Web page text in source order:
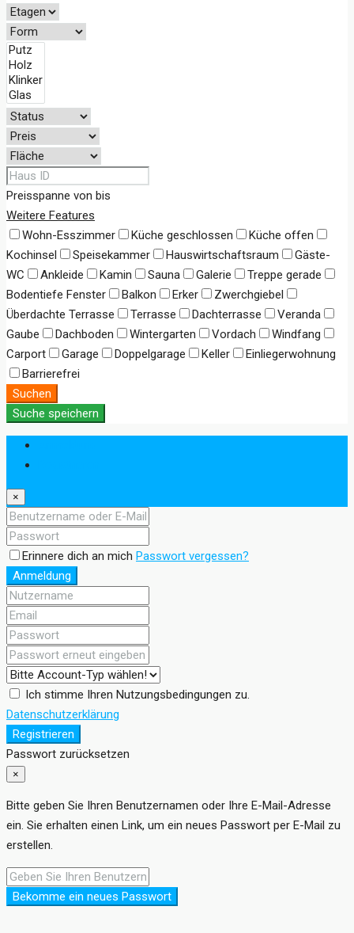
Preisspanne von bis
Weitere Features
Wohn-Esszimmer
Küche geschlossen
Küche offen
Kochinsel
Speisekammer Hauswirtschaftsraum
Gäste-
WC
Ankleide Kamin Sauna Galerie
Treppe gerade
Bodentiefe Fenster
Balkon Erker
Zwerchgiebel
Überdachte Terrasse
Terrasse Dachterrasse
Veranda
Gaube
Dachboden Wintergarten Vordach
Windfang
Carport
Garage Doppelgarage Keller
Einliegerwohnung
Barrierefrei
Suchen
Suche speichern
×
Erinnere dich an mich Passwort vergessen?
Anmeldung
Ich stimme Ihren Nutzungsbedingungen zu.
Datenschutzerklärung
Registrieren
Passwort zurücksetzen
×
Bitte geben Sie Ihren Benutzernamen oder Ihre E-Mail-Adresse
ein. Sie erhalten einen Link, um ein neues Passwort per E-Mail zu
erstellen.
Bekomme ein neues Passwort